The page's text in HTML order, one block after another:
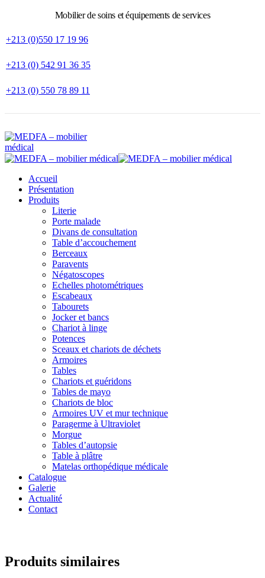
Mobilier de soins et équipements de services
+213 (0)550 17 19 96
+213 (0) 542 91 36 35
+213 (0) 550 78 89 11
Accueil
Présentation
Produits
Literie
Porte malade
Divans de consultation
Table d’accouchement
Berceaux
Paravents
Négatoscopes
Echelles photométriques
Escabeaux
Tabourets
Jocker et bancs
Chariot à linge
Potences
Sceaux et chariots de déchets
Armoires
Tables
Chariots et guéridons
Tables de mayo
Chariots de bloc
Armoires UV et mur technique
Paragerme à Ultraviolet
Morgue
Tables d’autopsie
Table à plâtre
Matelas orthopédique médicale
Catalogue
Galerie
Actualité
Contact
Produits similaires